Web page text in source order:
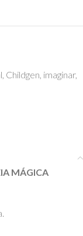
, Childgen, imaginar,
MÁGICA